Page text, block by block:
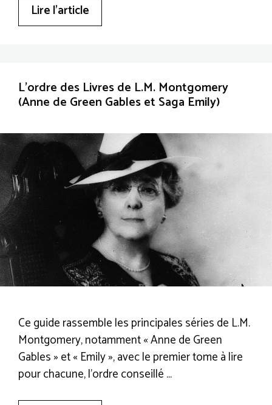
Lire l’article
L’ordre des Livres de L.M. Montgomery
(Anne de Green Gables et Saga Emily)
Ce guide rassemble les principales séries de L.M.
Montgomery, notamment « Anne de Green
Gables » et « Emily », avec le premier tome à lire
pour chacune, l’ordre conseillé …